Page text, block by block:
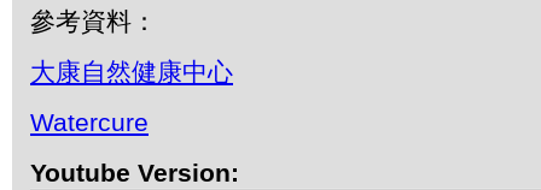
參考資料：
大康自然健康中心
Watercure
Youtube Version: